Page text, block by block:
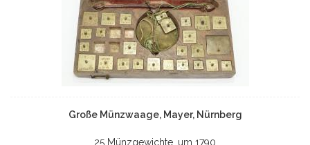
Große Münzwaage, Mayer, Nürnberg
25 Münzgewichte, um 1790